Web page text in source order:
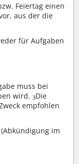
Feiertag einen
aus der die
für Aufgaben
muss bei
wird.3Die
empfohlen
im